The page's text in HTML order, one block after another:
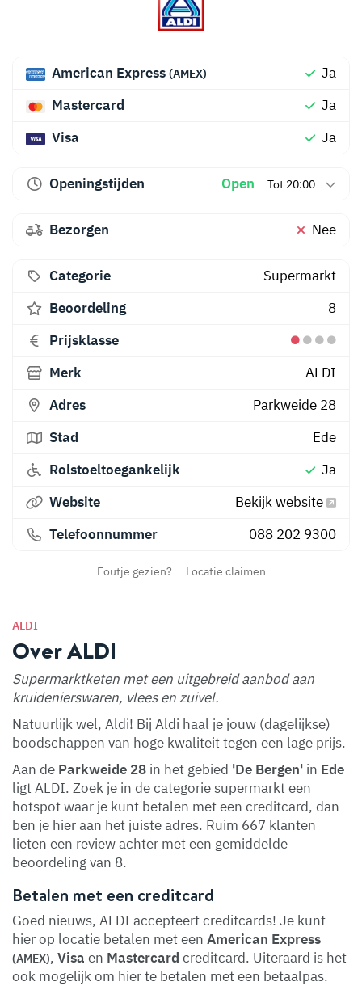
ALDI
Over ALDI
Supermarktketen met een uitgebreid aanbod aan
kruidenierswaren, vlees en zuivel.
Natuurlijk wel, Aldi! Bij Aldi haal je jouw (dagelijkse)
boodschappen van hoge kwaliteit tegen een lage prijs.
Aan de Parkweide 28 in het gebied 'De Bergen' in Ede
ligt ALDI. Zoek je in de categorie supermarkt een
hotspot waar je kunt betalen met een creditcard, dan
ben je hier aan het juiste adres. Ruim 667 klanten
lieten een review achter met een gemiddelde
beoordeling van 8.
Betalen met een creditcard
Goed nieuws, ALDI accepteert creditcards! Je kunt
hier op locatie betalen met een American Express
(AMEX), Visa en Mastercard creditcard. Uiteraard is het
ook mogelijk om hier te betalen met een betaalpas.
American Express (AMEX)
Ja
Mastercard
Ja
Visa
Ja
Openingstijden Open Tot 20:00
Bezorgen Nee
Categorie
Supermarkt
Beoordeling
8
Prijsklasse
Merk
ALDI
Adres
Parkweide 28
Stad
Ede
Rolstoeltoegankelijk
Ja
Website
Bekijk website
Telefoonnummer
088 202 9300
Foutje gezien? Locatie claimen